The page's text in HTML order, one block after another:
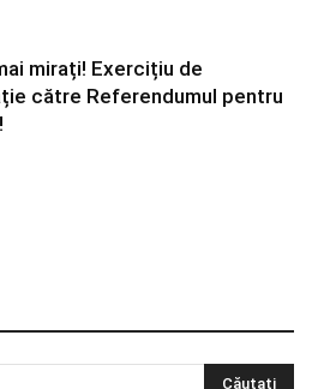
mirați! Exercițiu de
către Referendumul pentru